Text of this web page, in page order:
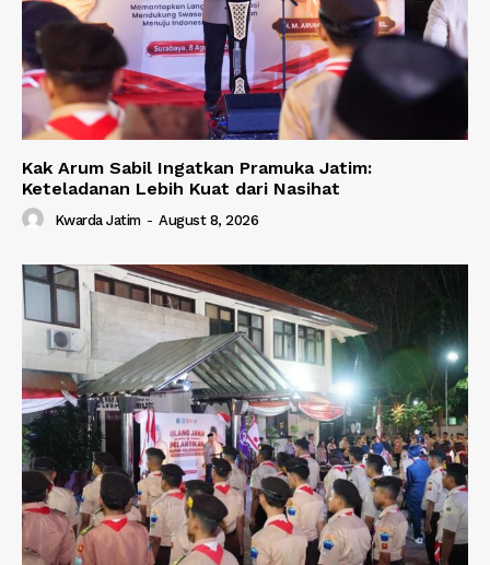
Kak Arum Sabil Ingatkan Pramuka Jatim:
Keteladanan Lebih Kuat dari Nasihat
Kwarda Jatim - August 8, 2026